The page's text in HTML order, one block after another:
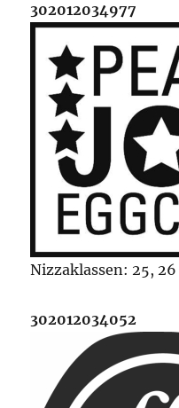
302012034977
Nizzaklassen: 25, 26
302012034052